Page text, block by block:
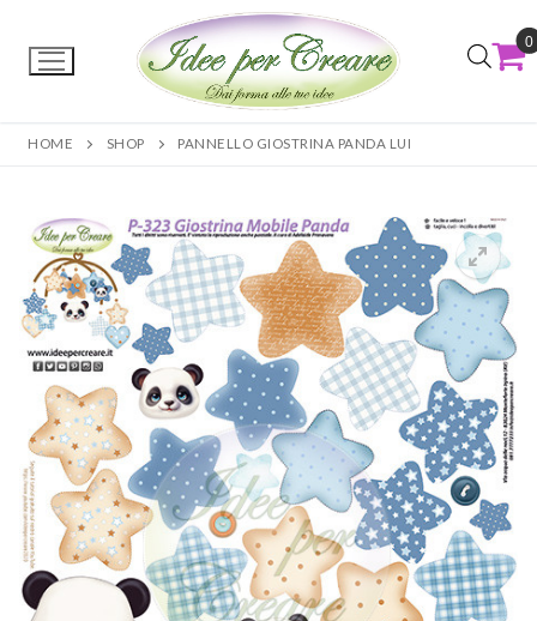
0
HOME SHOP PANNELLO GIOSTRINA PANDA LUI